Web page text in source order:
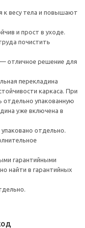
к весу тела и повышают
и прост в уходе.
почистить
отличное решение для
перекладина
каркаса. При
отдельно упакованную
уже включена в
отдельно.
гарантийными
найти в гарантийных